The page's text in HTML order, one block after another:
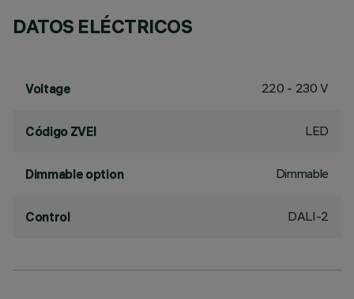
DATOS ELÉCTRICOS
Voltage 220 - 230 V
Código ZVEI LED
Dimmable option Dimmable
Control DALI-2